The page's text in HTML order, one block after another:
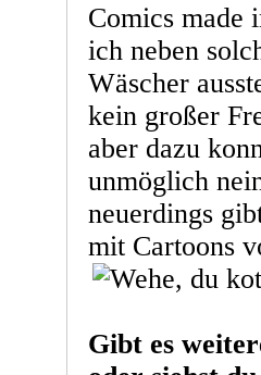
Comics made
ich neben
Wäscher
kein großer
aber dazu
unmöglich
neuerdings
mit Cartoons
Gibt es